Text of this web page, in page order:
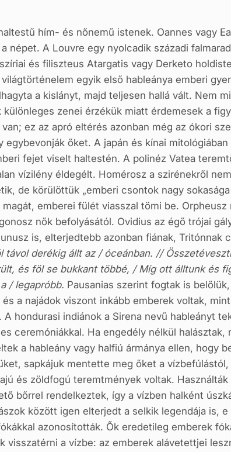
hím- és nőnemű istenek. Oannes vagy
A Louvre egy nyolcadik századi
és filiszteus Atargatis vagy Derketo
egyik első hableánya emberi
a kislányt, majd teljesen hallá vált. Nem
zenei érzékük miatt érdemesek a
ez az apró eltérés azonban még az ókori
őket. A japán és kínai mitológiában
fejet viselt haltestén. A polinéz Vatea
vízilény éldegélt. Homérosz a szirénekről
de körülöttük „emberi csontok nagy
emberei fülét viasszal tömi be. Orpheusz
nők befolyásától. Ovidius az égő trójai
is, elterjedtebb azonban fiának, Tritónnak
derékig állt az / óceánban. //
és föl se bukkant többé, / Míg ott álltunk és
/ legapróbb. Pausanias szerint fogtak is
a najádok viszont inkább emberek voltak,
hondurasi indiánok a Sirena nevű hableányt
ceremóniákkal. Ha engedély nélkül halásztak,
a hableány vagy halfiú ármánya ellen, hogy
sapkájuk mentette meg őket a
és zöldfogú teremtmények voltak.
bőrrel rendelkeztek, így a vízben halként
között igen elterjedt a selkik legendája is, e
azonosították. Ők eredetileg emberek
a vízbe: az emberek alávetettjei